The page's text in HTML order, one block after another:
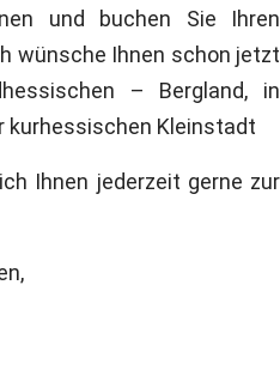
und buchen Sie Ihren
wünsche Ihnen schon jetzt
– Bergland, in
kurhessischen Kleinstadt
Ihnen jederzeit gerne zur